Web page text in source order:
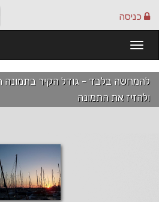
כניסה
ולהזיז את התמונה